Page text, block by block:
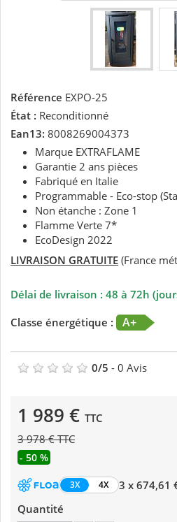
Référence EXPO-25
État : Reconditionné
Ean13: 8008269004373
Marque EXTRAFLAME
Garantie 2 ans pièces
Fabriqué en Italie
Programmable - Eco-stop
Non étanche : Zone 1
Flamme Verte 7*
EcoDesign 2022
LIVRAISON GRATUITE (France
Délai de livraison : 48 à 72h
Classe énergétique :
A+
0/5 - 0 Avis
1 989 € TTC
3 978 € TTC
- 50 %
3X 4X
3 x 674,61
Quantité